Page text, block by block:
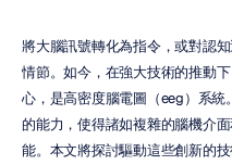
將大腦訊號轉化為指令，或對認
情節。如今，在強大技術的推動
心，是高密度腦電圖（eeg）系
的能力，使得諸如複雜的腦機介
能。本文將探討驅動這些創新的